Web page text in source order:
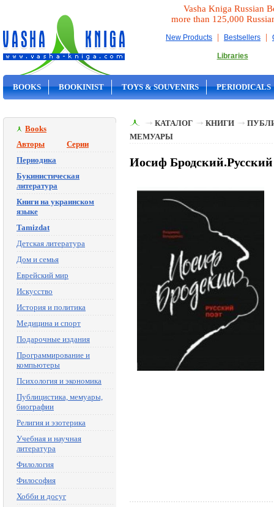
Vasha Kniga Russian
more than 125,000
New Products | Bestsellers |
Libraries
BOOKS BOOKINIST TOYS & SOUVENIRS PERIODICALS
Books
Авторы
Серии
Периодика
Букинистическая
литература
Книги на украинском
языке
Tamizdat
Детская литература
Дом и семья
Еврейский мир
Искусство
История и политика
Медицина и спорт
Подарочные издания
Программирование и
компьютеры
Психология и экономика
Публицистика, мемуары,
биографии
Религия и эзотерика
Учебная и научная
литература
Филология
Философия
Хобби и досуг
КАТАЛОГ КНИГИ
МЕМУАРЫ
Иосиф